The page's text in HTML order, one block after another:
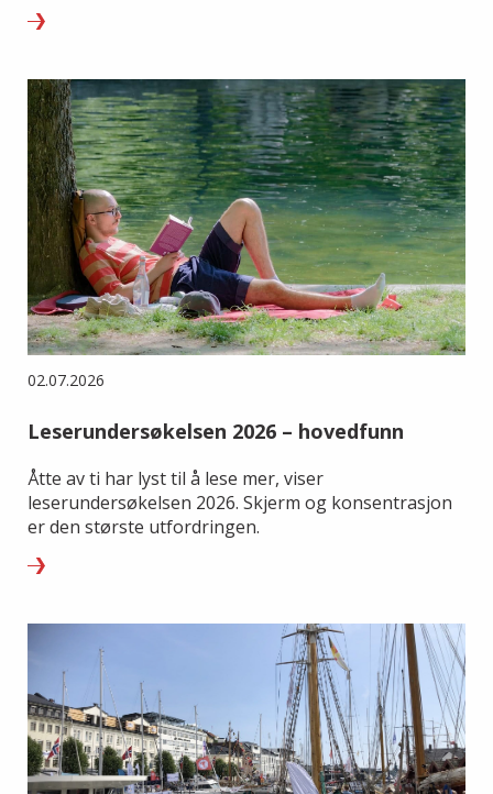
02.07.2026
Leserundersøkelsen 2026 – hovedfunn
Åtte av ti har lyst til å lese mer, viser
leserundersøkelsen 2026. Skjerm og konsentrasjon
er den største utfordringen.